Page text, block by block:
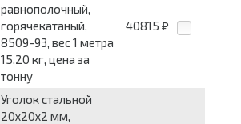
равнополочный,
горячекатаный,
8509-93, вес 1 метра
15.20 кг, цена за
тонну
40815 ₽
Уголок стальной
20x20x2 мм,